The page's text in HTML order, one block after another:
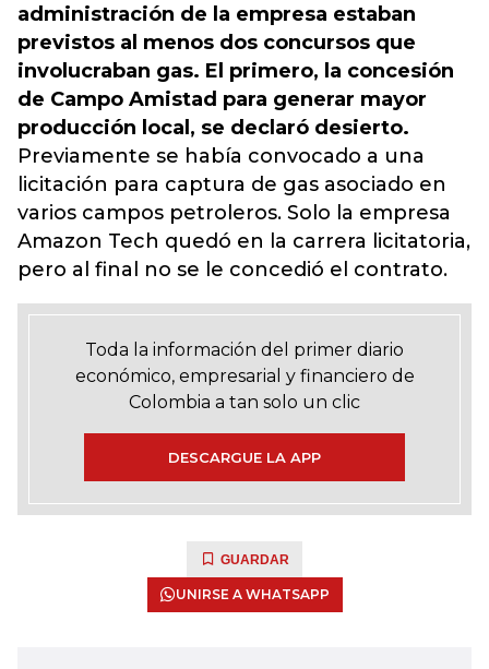
administración de la empresa estaban
previstos al menos dos concursos que
involucraban gas. El primero, la concesión
de Campo Amistad para generar mayor
producción local, se declaró desierto.
Previamente se había convocado a una
licitación para captura de gas asociado en
varios campos petroleros. Solo la empresa
Amazon Tech quedó en la carrera licitatoria,
pero al final no se le concedió el contrato.
Toda la información del primer diario
económico, empresarial y financiero de
Colombia a tan solo un clic
DESCARGUE LA APP
GUARDAR
UNIRSE A WHATSAPP